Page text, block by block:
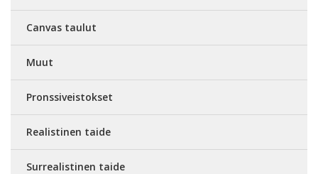
Canvas taulut
Muut
Pronssiveistokset
Realistinen taide
Surrealistinen taide